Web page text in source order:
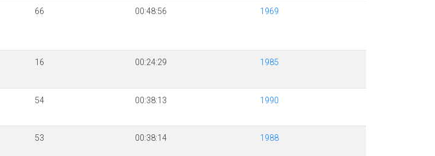
66 00:48:56 1969
16 00:24:29 1985
54 00:38:13 1990
53 00:38:14 1988